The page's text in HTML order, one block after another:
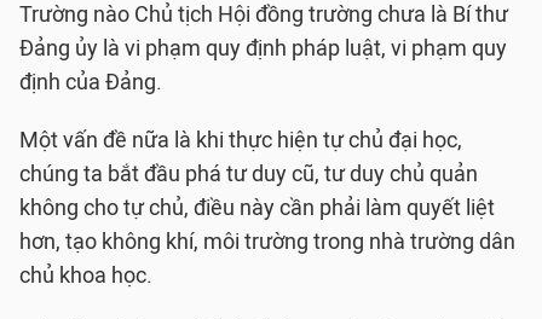
Trường nào Chủ tịch Hội đồng trường chưa là Bí thư
Đảng ủy là vi phạm quy định pháp luật, vi phạm quy
định của Đảng.
Một vấn đề nữa là khi thực hiện tự chủ đại học,
chúng ta bắt đầu phá tư duy cũ, tư duy chủ quản
không cho tự chủ, điều này cần phải làm quyết liệt
hơn, tạo không khí, môi trường trong nhà trường dân
chủ khoa học.